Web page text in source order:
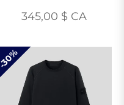
Prix
345,00 $ CA
30%